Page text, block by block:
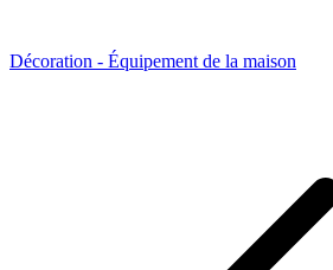
Décoration - Équipement de la maison